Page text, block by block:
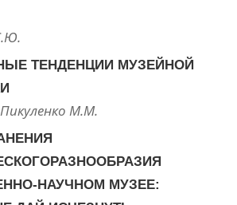
ТЕНДЕНЦИИ МУЗЕЙНОЙ
М.М.
НАУЧНОМ МУЗЕЕ: